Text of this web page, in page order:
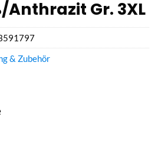
Anthrazit Gr. 3XL
& Zubehör